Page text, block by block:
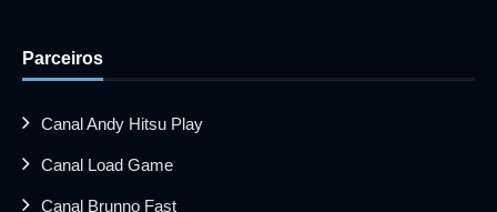
Parceiros
Canal Andy Hitsu Play
Canal Load Game
Canal Brunno Fast